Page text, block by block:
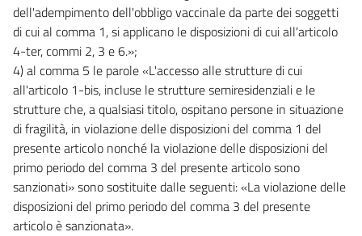
dell'adempimento dell'obbligo vaccinale da parte dei soggetti
di cui al comma 1, si applicano le disposizioni di cui all'articolo
4-ter, commi 2, 3 e 6.»;
4) al comma 5 le parole «L'accesso alle strutture di cui
all'articolo 1-bis, incluse le strutture semiresidenziali e le
strutture che, a qualsiasi titolo, ospitano persone in situazione
di fragilità, in violazione delle disposizioni del comma 1 del
presente articolo nonché la violazione delle disposizioni del
primo periodo del comma 3 del presente articolo sono
sanzionati» sono sostituite dalle seguenti: «La violazione delle
disposizioni del primo periodo del comma 3 del presente
articolo è sanzionata».